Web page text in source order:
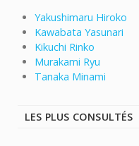
Yakushimaru Hiroko
Kawabata Yasunari
Kikuchi Rinko
Murakami Ryu
Tanaka Minami
LES PLUS CONSULTÉS